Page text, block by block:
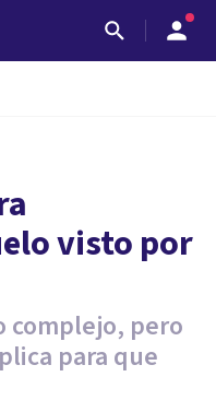
visto por
complejo, pero
para que